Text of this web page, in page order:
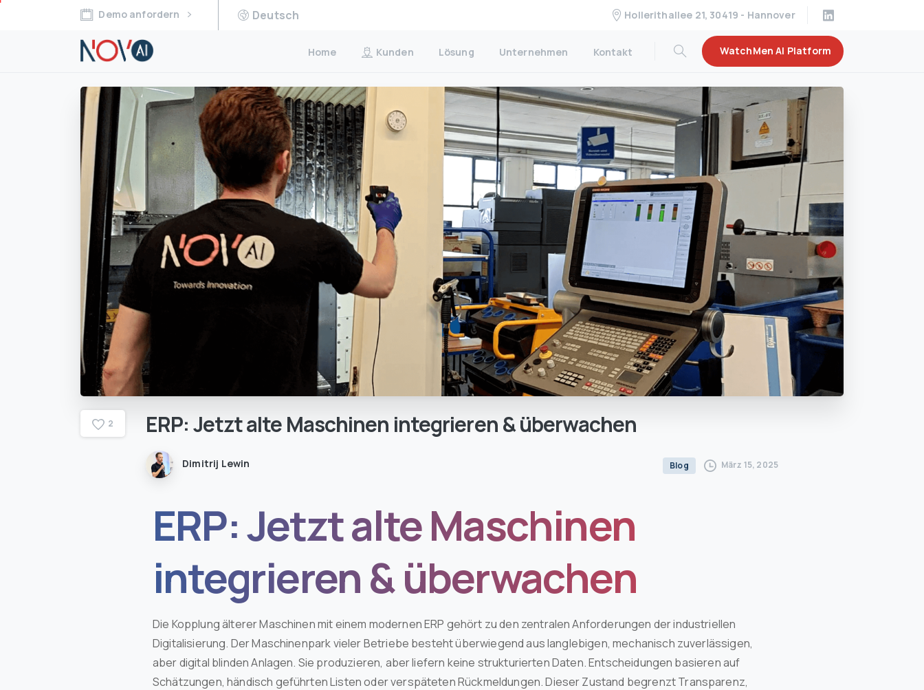
Demo anfordern Deutsch Hollerithallee 21, 30419 - Hannover
Home Kunden Lösung Unternehmen Kontakt WatchMen AI Platform
2 ERP:JetztalteMaschinen integrieren&überwachen
Dimitrij Lewin Blog März 15, 2025
ERP: Jetzt alte Maschinen
integrieren & überwachen
Die Kopplung älterer Maschinen mit einem modernen ERP gehört zu den zentralen Anforderungen der industriellen
Digitalisierung. Der Maschinenpark vieler Betriebe besteht überwiegend aus langlebigen, mechanisch zuverlässigen,
aber digital blinden Anlagen. Sie produzieren, aber liefern keine strukturierten Daten. Entscheidungen basieren auf
Schätzungen, händisch geführten Listen oder verspäteten Rückmeldungen. Dieser Zustand begrenzt Transparenz,